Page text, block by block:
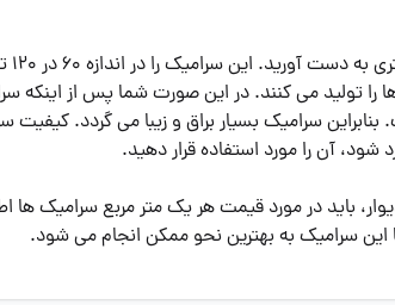
برای
را تولید می کنند. در این صورت شما پس از اینکه
سرامیک بسیار براق و زیبا می گردد. کیفیت
آن را مورد استفاده قرار دهید.
باید در مورد قیمت هر یک متر مربع سرامیک ها
سرامیک به بهترین نحو ممکن انجام می شود.